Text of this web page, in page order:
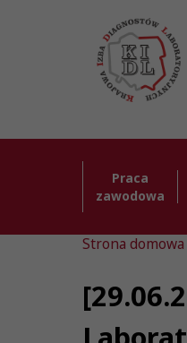
Praca
zawodowa
Strona domowa